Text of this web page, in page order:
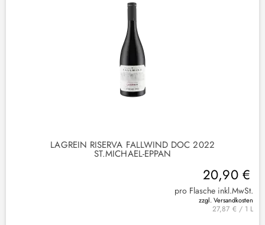
LAGREIN RISERVA FALLWIND DOC 2022
ST.MICHAEL-EPPAN
20,90 €
pro Flasche inkl.MwSt.
zzgl. Versandkosten
27,87 € / 1 L